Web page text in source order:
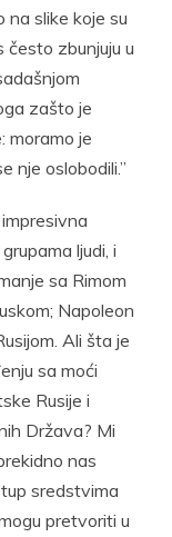
na slike koje su
često zbunjuju u
zašto je
moramo je
nje oslobodili.”
ljudi, i
sa Rimom
Napoleon
Ali šta je
sa moći
Rusije i
Država? Mi
nas
sredstvima
pretvoriti u